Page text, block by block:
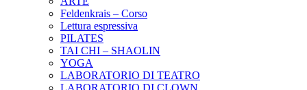
Feldenkrais – Corso
Lettura espressiva
PILATES
TAI CHI – SHAOLIN
YOGA
LABORATORIO DI TEATRO
LABORATORIO DI CLOWN